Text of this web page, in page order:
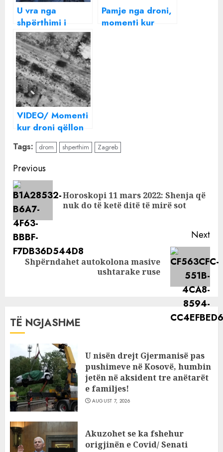
U vra nga
shpërthimi i
eksplozivit që po
i vendoste një
makine i riu ende
i paidentifikuar,
dyshohet se ishte
pjesë e një grupi
kriminal.
Shënjestra…
Pamje nga droni,
momenti kur
VIDEO/ Momenti
kur droni qëllon
mbi palestinezët
që po merrnin
ushqime dhe
ndihma
Tags: drom shperthim Zagreb
Continue
Reading
Previous
Horoskopi 11 mars 2022: Shenja që
nuk do të ketë ditë të mirë sot
Next
Next
Shpërndahet autokolona masive
ushtarake ruse
TË NGJASHME
U nisën drejt Gjermanisë pas
pushimeve në Kosovë, humbin
jetën në aksident tre anëtarët
e familjes!
AUGUST 7, 2026
Akuzohet se ka fshehur
origjinën e Covid/ Senati